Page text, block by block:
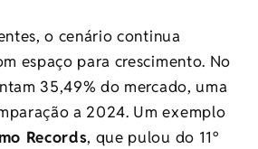
o cenário continua
espaço para crescimento. No
35,49% do mercado, uma
a 2024. Um exemplo
Records, que pulou do 11º